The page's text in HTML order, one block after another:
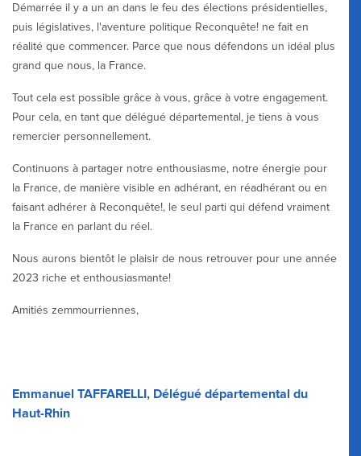
Démarrée il y a un an dans le feu des élections présidentielles,
puis législatives, l'aventure politique Reconquête! ne fait en
réalité que commencer. Parce que nous défendons un idéal plus
grand que nous, la France.
Tout cela est possible grâce à vous, grâce à votre engagement.
Pour cela, en tant que délégué départemental, je tiens à vous
remercier personnellement.
Continuons à partager notre enthousiasme, notre énergie pour
la France, de manière visible en adhérant, en réadhérant ou en
faisant adhérer à Reconquête!, le seul parti qui défend vraiment
la France en parlant du réel.
Nous aurons bientôt le plaisir de nous retrouver pour une année
2023 riche et enthousiasmante!
Amitiés zemmourriennes,
Emmanuel TAFFARELLI, Délégué départemental du
Haut-Rhin